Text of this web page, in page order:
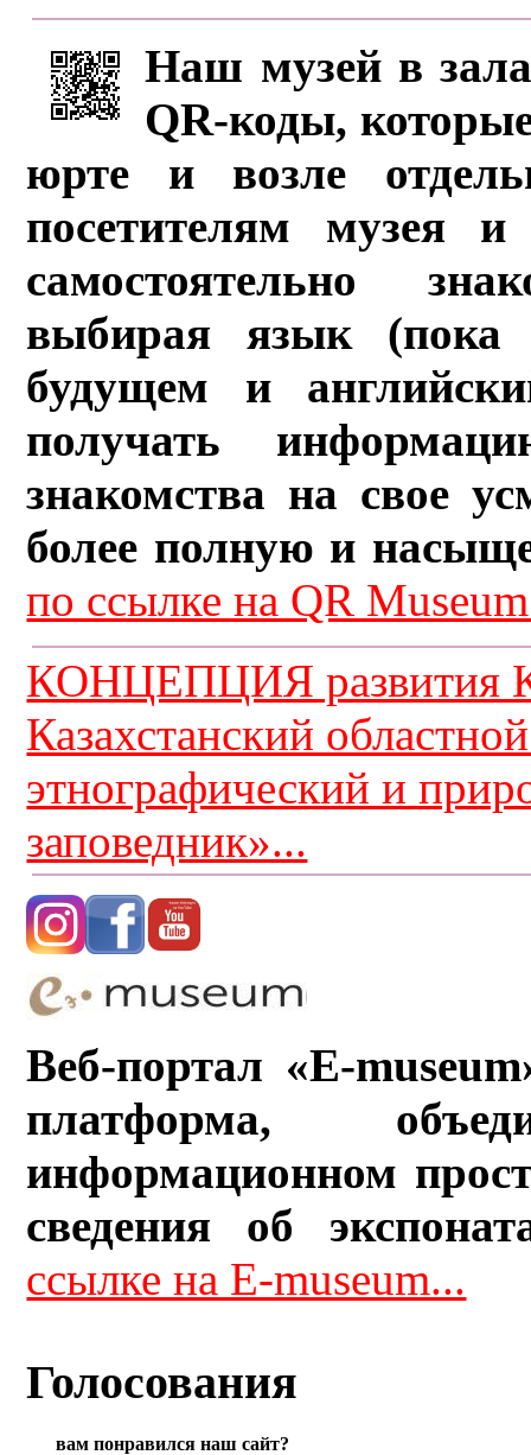
Наш музей в
QR-коды,
юрте и возле
посетителям музея и
самостоятельно
выбирая язык (пока
будущем и
получать
знакомства на свое
более полную и
по ссылке на QR
КОНЦЕПЦИЯ развития
Казахстанский
этнографический и
заповедник»...
Веб-портал «E-
платформа,
информационном
сведения об
ссылке на E-museum...
Голосования
вам понравился наш сайт?